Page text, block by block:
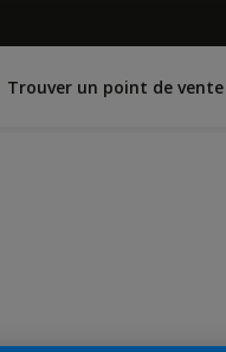
Trouver un point de vente